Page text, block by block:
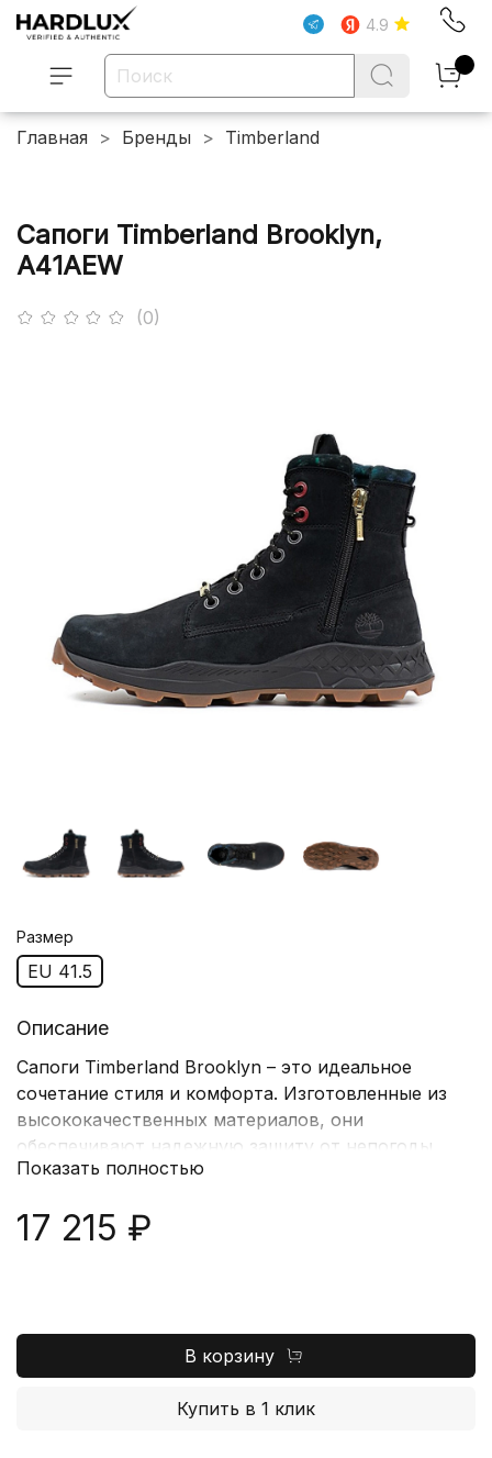
4.9
Главная Бренды Timberland
Сапоги Timberland Brooklyn,
A41AEW
(0)
Размер
EU 41.5
Описание
Сапоги Timberland Brooklyn – это идеальное
сочетание стиля и комфорта. Изготовленные из
высококачественных материалов, они
обеспечивают надежную защиту от непогоды.
Удобная подошва гарантирует отличное
дизайн делает их универсальными для любого
любых условиях.
Показать полностью
17 215 ₽
В корзину
Купить в 1 клик